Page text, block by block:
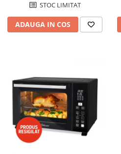
STOC LIMITAT
ADAUGA IN COS